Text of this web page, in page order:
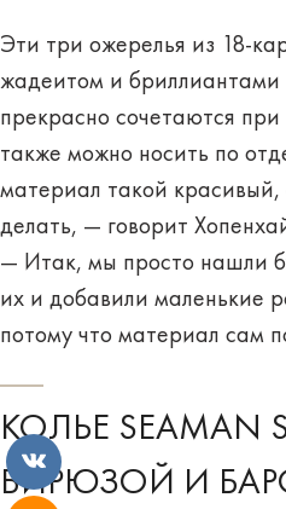
Эти три ожерелья из 18-
жадеитом и
прекрасно сочетаются
также можно носить по
материал такой красивый,
делать, — говорит
— Итак, мы просто нашли
их и добавили маленькие
потому что материал сам
КОЛЬЕ SEAMAN
БИРЮЗОЙ И